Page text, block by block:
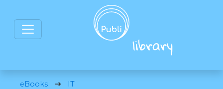
eBooks
IT